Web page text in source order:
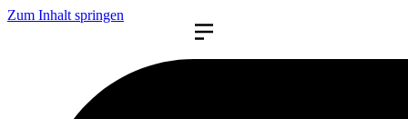
Zum Inhalt springen